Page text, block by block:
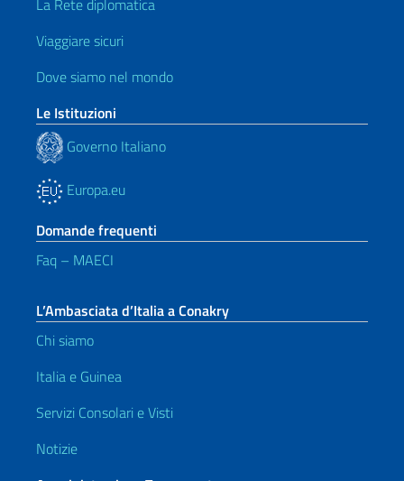
La Rete diplomatica
Viaggiare sicuri
Dove siamo nel mondo
Le Istituzioni
Governo Italiano
Europa.eu
Domande frequenti
Faq – MAECI
L’Ambasciata d’Italia a Conakry
Chi siamo
Italia e Guinea
Servizi Consolari e Visti
Notizie